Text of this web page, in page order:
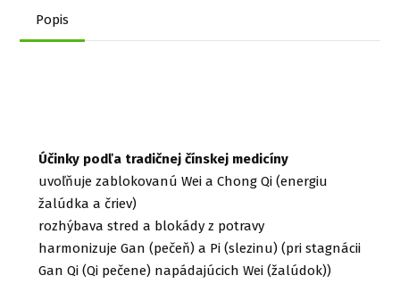
Popis
Účinky podľa tradičnej čínskej medicíny
uvoľňuje zablokovanú Wei a Chong Qi (energiu
žalúdka a čriev)
rozhýbava stred a blokády z potravy
harmonizuje Gan (pečeň) a Pi (slezinu) (pri stagnácii
Gan Qi (Qi pečene) napádajúcich Wei (žalúdok))